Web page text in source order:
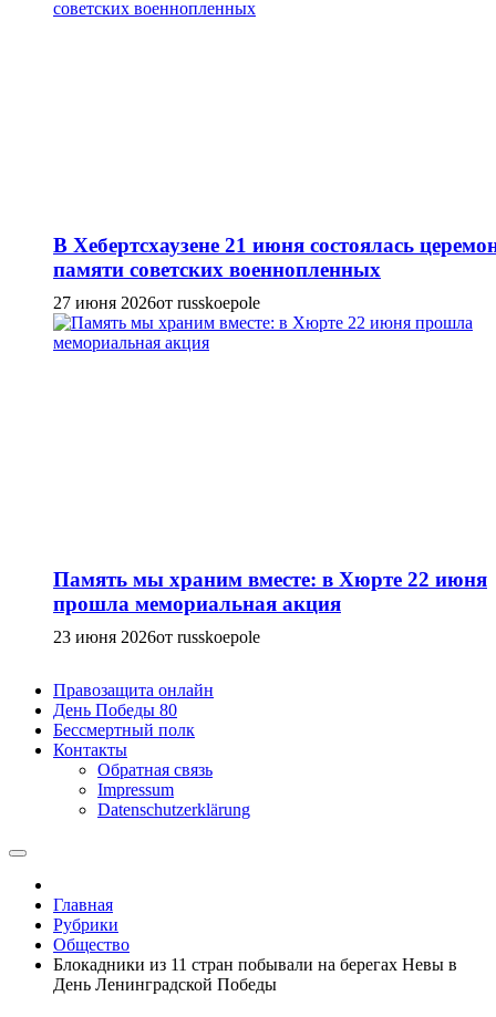
В Хебертсхаузене 21 июня состоялась
памяти советских военнопленных
27 июня 2026от russkoepole
Память мы храним вместе: в Хюрте 22 июня
прошла мемориальная акция
23 июня 2026от russkoepole
Правозащита онлайн
День Победы 80
Бессмертный полк
Контакты
Обратная связь
Impressum
Datenschutzerklärung
Главная
Рубрики
Общество
Блокадники из 11 стран побывали на берегах Невы в
День Ленинградской Победы